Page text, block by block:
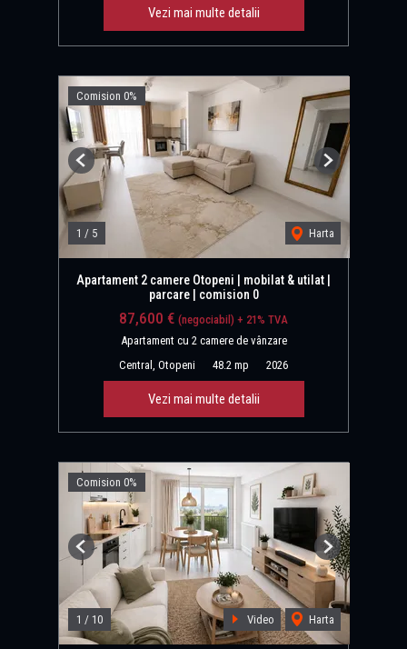
Vezi mai multe detalii
Comision 0%
1 / 5 Harta
Previous Next
Apartament 2 camere Otopeni | mobilat & utilat |
parcare | comision 0
87,600 € (negociabil) + 21% TVA
Apartament cu 2 camere de vânzare
Central, Otopeni
48.2 mp 2026
Vezi mai multe detalii
Comision 0%
1 / 10 Video Harta
Previous Next